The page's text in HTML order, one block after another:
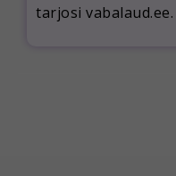
tarjosi vabalaud.ee.